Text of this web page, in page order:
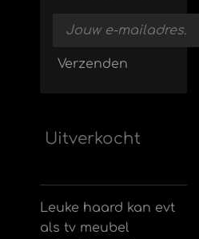
Verzenden
Uitverkocht
Leuke haard kan evt
als tv meubel